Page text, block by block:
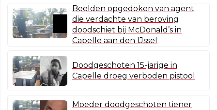
Beelden opgedoken van agent
die verdachte van beroving
doodschiet bij McDonald’s in
Capelle aan den IJssel
Doodgeschoten 15-jarige in
Capelle droeg verboden pistool
Moeder doodgeschoten tiener